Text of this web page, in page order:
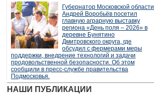
Губернатор Московской области
Андрей Воробьёв посетил
главную аграрную выставку
региона «День поля – 2026» в
деревне Бунятино
Дмитровского округа, где
обсудил с фермерами меры
поддержки, внедрение технологий и задачи
продовольственной безопасности. Об этом
сообщили в пресс-службе правительства
Подмосковья.
НАШИ ПУБЛИКАЦИИ